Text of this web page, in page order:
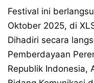
Festival ini
Oktober 2025, di
Dihadiri secara
Pemberdayaan
Republik Indonesia,